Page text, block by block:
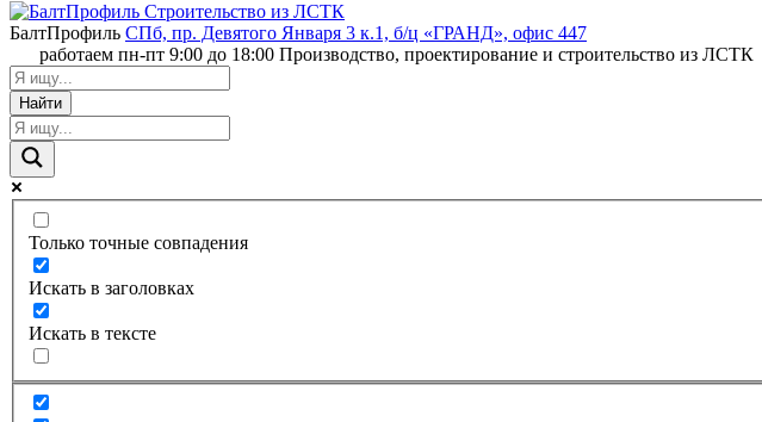
БалтПрофиль СПб, пр. Девятого Января 3 к.1, б/ц «ГРАНД», офис 447
работаем пн-пт 9:00 до 18:00 Производство, проектирование и строительство из ЛСТК
Найти
Только точные совпадения
Искать в заголовках
Искать в тексте